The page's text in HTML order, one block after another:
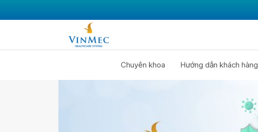
Chuyên khoa Hướng dẫn khách hàng